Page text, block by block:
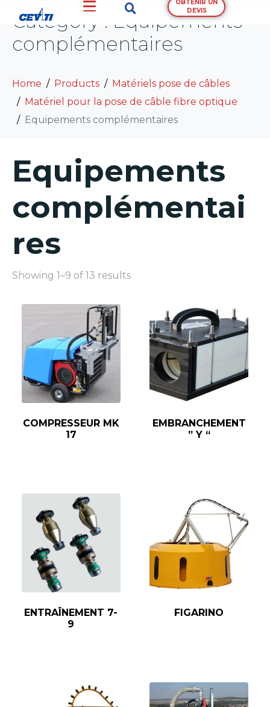
OBTENIR UN
DEVIS
Category : Equipements
complémentaires
Home Products
Matériels pose de câbles
Matériel pour la pose de câble fibre optique
Equipements complémentaires
Equipements
complémentai
res
Showing 1–9 of 13 results
COMPRESSEUR MK
17
EMBRANCHEMENT
” Y “
ENTRAÎNEMENT 7-
9
FIGARINO